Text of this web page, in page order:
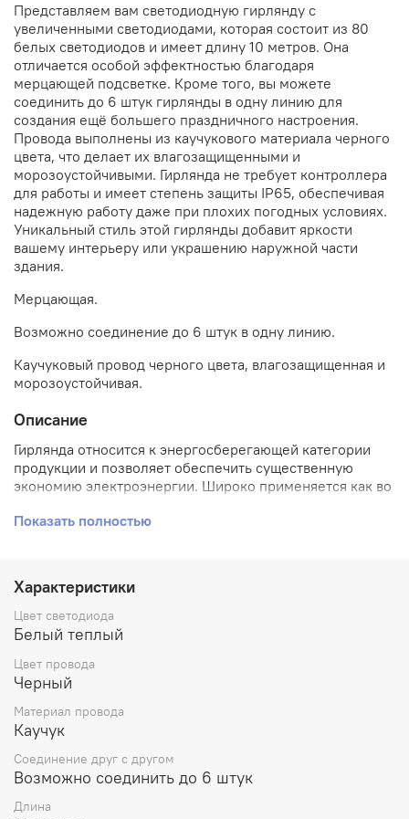
Представляем вам светодиодную гирлянду с
увеличенными светодиодами, которая состоит из 80
белых светодиодов и имеет длину 10 метров. Она
отличается особой эффектностью благодаря
мерцающей подсветке. Кроме того, вы можете
соединить до 6 штук гирлянды в одну линию для
создания ещё большего праздничного настроения.
Провода выполнены из каучукового материала черного
цвета, что делает их влагозащищенными и
морозоустойчивыми. Гирлянда не требует контроллера
для работы и имеет степень защиты IP65, обеспечивая
надежную работу даже при плохих погодных условиях.
Уникальный стиль этой гирлянды добавит яркости
вашему интерьеру или украшению наружной части
здания.
Мерцающая.
Возможно соединение до 6 штук в одну линию.
Каучуковый провод черного цвета, влагозащищенная и
морозоустойчивая.
Описание
Гирлянда относится к энергосберегающей категории
продукции и позволяет обеспечить существенную
экономию электроэнергии. Широко применяется как во
оформлении новогодних торжеств, праздников,
на один блок несколько штук.
Показать полностью
Характеристики
Цвет светодиода
Белый теплый
Цвет провода
Черный
Материал провода
Каучук
Соединение друг с другом
Возможно соединить до 6 штук
Длина